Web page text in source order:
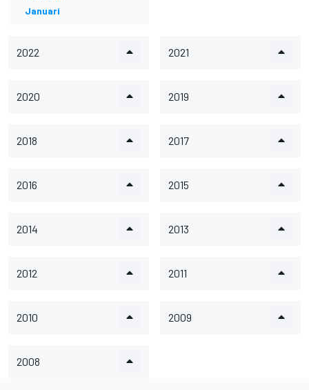
Januari
2022 2021
2020 2019
2018 2017
2016 2015
2014 2013
2012 2011
2010 2009
2008